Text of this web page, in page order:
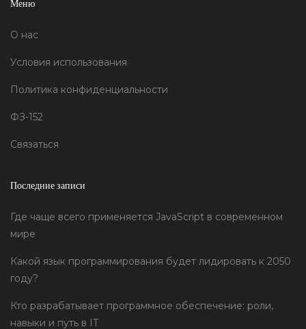
Меню
О нас
Условия использования
Политика конфиденциальности
ФЗ-152
Связаться
Последние записи
Где чаще всего применяется JavaScript в современном
мире
Какой язык программирования будет лидировать к 2050
году?
Кто разрабатывает программное обеспечение: роли,
навыки и путь в IT